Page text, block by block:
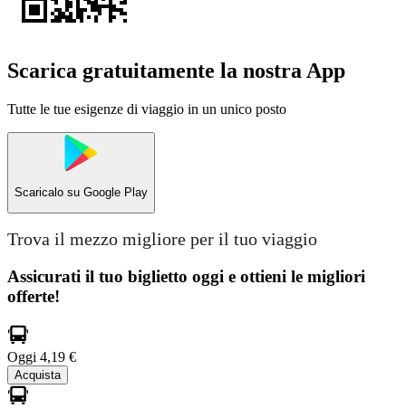
Scarica gratuitamente la nostra App
Tutte le tue esigenze di viaggio in un unico posto
Scaricalo su Google Play
Trova il mezzo migliore per il tuo viaggio
Assicurati il ​​tuo biglietto oggi e ottieni le migliori
offerte!
Oggi 4,19 €
Acquista